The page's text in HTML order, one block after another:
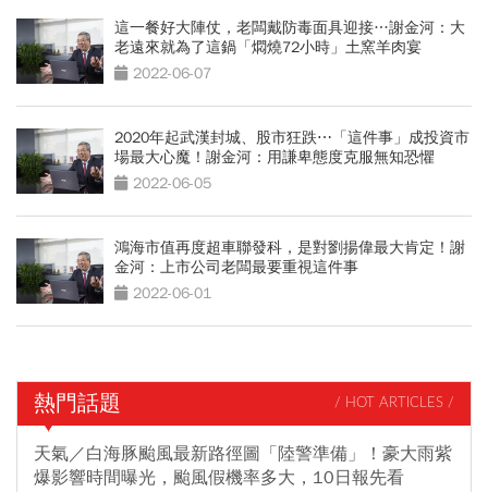
這一餐好大陣仗，老闆戴防毒面具迎接…謝金河：大
老遠來就為了這鍋「燜燒72小時」土窯羊肉宴
2022-06-07
2020年起武漢封城、股市狂跌⋯「這件事」成投資市
場最大心魔！謝金河：用謙卑態度克服無知恐懼
2022-06-05
鴻海市值再度超車聯發科，是對劉揚偉最大肯定！謝
金河：上市公司老闆最要重視這件事
2022-06-01
熱門話題 / HOT ARTICLES /
天氣／白海豚颱風最新路徑圖「陸警準備」！豪大雨紫
爆影響時間曝光，颱風假機率多大，10日報先看